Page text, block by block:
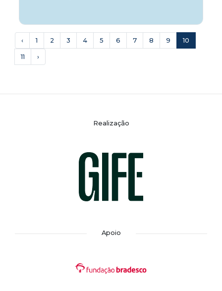
‹ 1 2 3 4 5 6 7 8 9 10
11 ›
Realização
Apoio